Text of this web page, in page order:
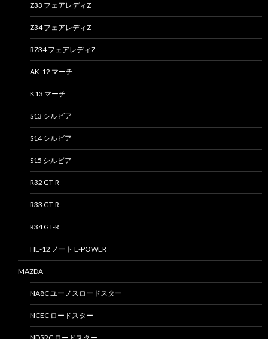
Z33 フェアレディZ
Z34 フェアレディZ
RZ34 フェアレディZ
AK-12 マーチ
K13 マーチ
S13 シルビア
S14 シルビア
S15 シルビア
R32 GT-R
R33 GT-R
R34 GT-R
HE-12 ノート E-POWER
MAZDA
NA8C ユーノスロードスター
NCEC ロードスター